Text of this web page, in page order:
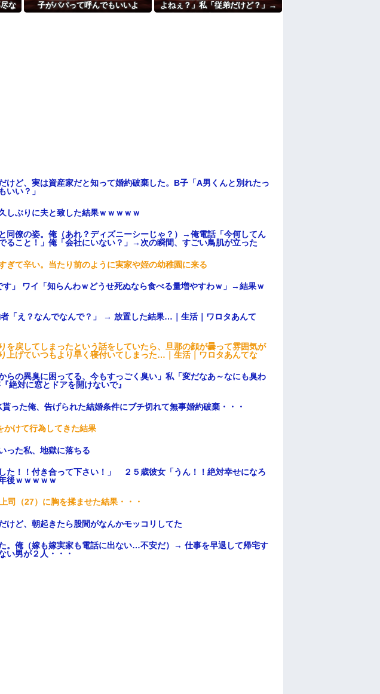
な
子がパパって呼んでもいいよ
よねぇ？」私「従弟だけど？」→
けど、実は資産家だと知って婚約破棄した。B子「A男くんと別れたっ
いい？」
しぶりに夫と致した結果ｗｗｗｗｗ
同僚の姿。俺（あれ？ディズニーシーじゃ？）→俺電話「今何してん
ること！」俺「会社にいない？」→次の瞬間、すごい鳥肌が立った
ぎて辛い。当たり前のように実家や姪の幼稚園に来る
す」 ワイ「知らんわｗどうせ死ぬなら食べる量増やすわｗ」→結果ｗ
「え？なんでなんで？」 → 放置した結果…｜生活｜ワロタあんて
を戻してしまったという話をしていたら、旦那の顔が曇って雰囲気が
上げていつもより早く寝付いてしまった…｜生活｜ワロタあんてな
らの異臭に困ってる、今もすっごく臭い」私「変だなあ～なにも臭わ
絶対に窓とドアを開けないで』
った俺、告げられた結婚条件にブチ切れて無事婚約破棄・・・
けて行為してきた結果
った私、地獄に落ちる
た！！付き合って下さい！」 ２５歳彼女「うん！！絶対幸せになろ
ｗｗｗｗｗ
司（27）に胸を揉ませた結果・・・
けど、朝起きたら股間がなんかモッコリしてた
。俺（嫁も嫁実家も電話に出ない…不安だ）→ 仕事を早退して帰宅す
い男が２人・・・